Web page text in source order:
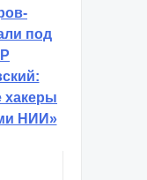
под
хакеры
НИИ»